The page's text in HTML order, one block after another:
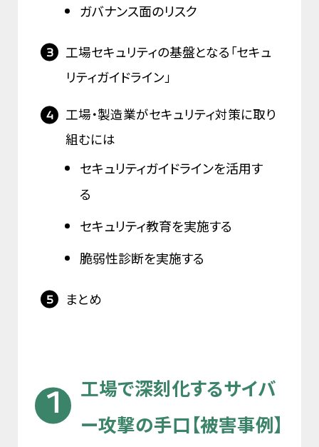
ガバナンス面のリスク
工場セキュリティの基盤となる「セキュ
リティガイドライン」
工場・製造業がセキュリティ対策に取り
組むには
セキュリティガイドラインを活用す
る
セキュリティ教育を実施する
脆弱性診断を実施する
まとめ
工場で深刻化するサイバ
ー攻撃の手口【被害事例】